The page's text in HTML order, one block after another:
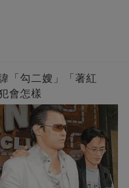
「勾二嫂」「著紅
會怎樣